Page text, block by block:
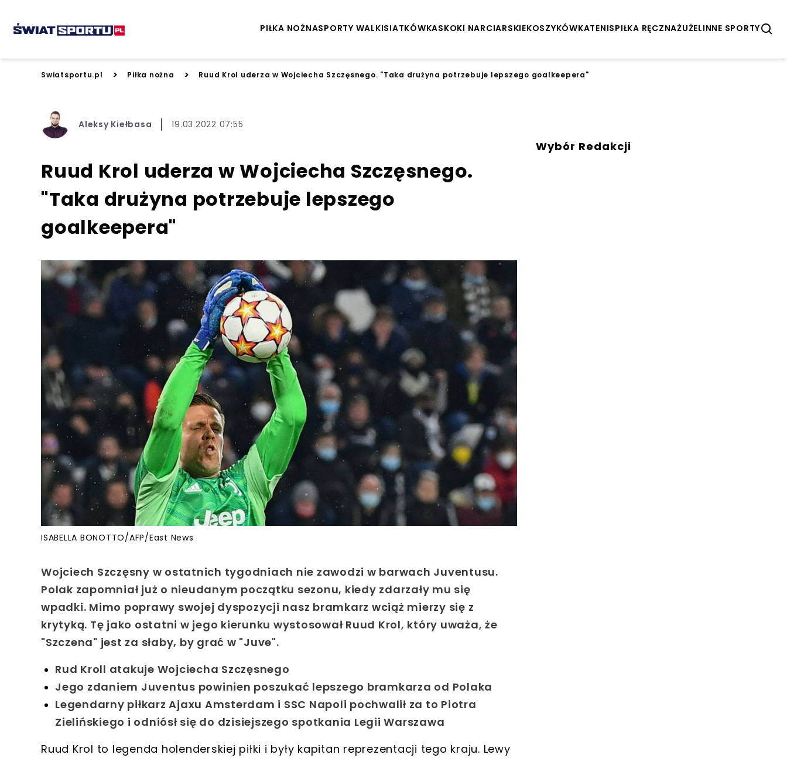
PIŁKA NOŻNASPORTY WALKISIATKÓWKASKOKI NARCIARSKIEKOSZYKÓWKATENISPIŁKA RĘCZNAŻUŻELINNE SPORTY
Swiatsportu.pl > Piłka nożna > Ruud Krol uderza w Wojciecha Szczęsnego. "Taka drużyna potrzebuje lepszego goalkeepera"
Aleksy Kiełbasa 19.03.2022 07:55
Ruud Krol uderza w Wojciecha Szczęsnego.
"Taka drużyna potrzebuje lepszego
goalkeepera"
ISABELLA BONOTTO/AFP/East News
Wojciech Szczęsny w ostatnich tygodniach nie zawodzi w barwach Juventusu.
Polak zapomniał już o nieudanym początku sezonu, kiedy zdarzały mu się
wpadki. Mimo poprawy swojej dyspozycji nasz bramkarz wciąż mierzy się z
krytyką. Tę jako ostatni w jego kierunku wystosował Ruud Krol, który uważa, że
"Szczena" jest za słaby, by grać w "Juve".
Rud Kroll atakuje Wojciecha Szczęsnego
Jego zdaniem Juventus powinien poszukać lepszego bramkarza od Polaka
Legendarny piłkarz Ajaxu Amsterdam i SSC Napoli pochwalił za to Piotra
Zielińskiego i odniósł się do dzisiejszego spotkania Legii Warszawa
Ruud Krol to legenda holenderskiej piłki i były kapitan reprezentacji tego kraju. Lewy
Wybór Redakcji